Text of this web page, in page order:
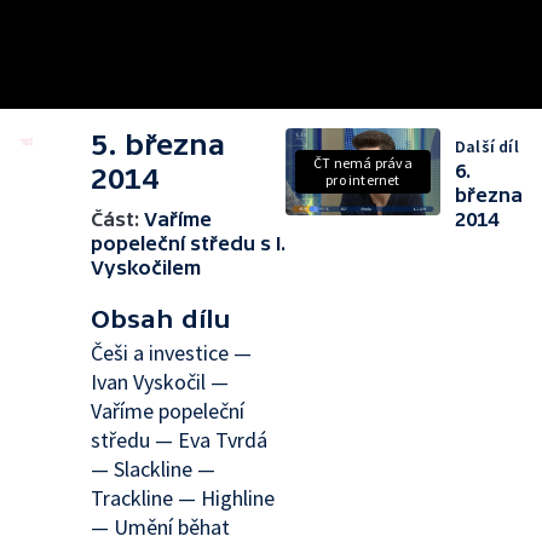
5. března
2014
Část: Vaříme
popeleční středu s I.
Vyskočilem
Obsah dílu
Češi a investice —
Ivan Vyskočil —
Vaříme popeleční
středu — Eva Tvrdá
— Slackline —
Trackline — Highline
— Umění běhat
ČT nemá práva
pro internet
Další díl
6.
března
2014